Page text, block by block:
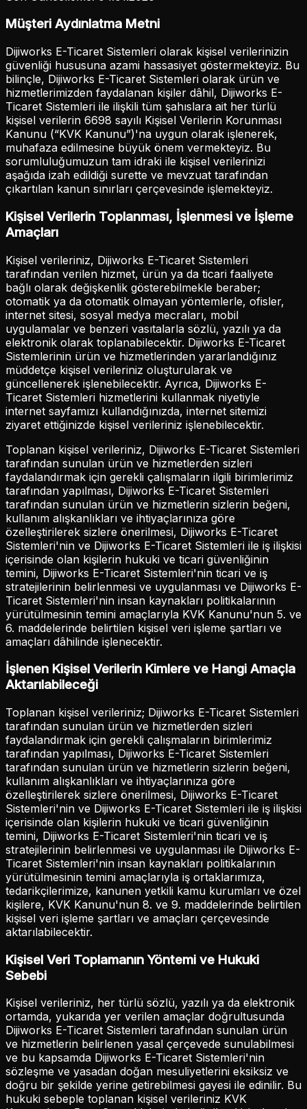
Müşteri Aydınlatma Metni
Dijiworks E-Ticaret Sistemleri olarak kişisel verilerinizin
güvenliği hususuna azami hassasiyet göstermekteyiz. Bu
bilinçle, Dijiworks E-Ticaret Sistemleri olarak ürün ve
hizmetlerimizden faydalanan kişiler dâhil, Dijiworks E-
Ticaret Sistemleri ile ilişkili tüm şahıslara ait her türlü
kişisel verilerin 6698 sayılı Kişisel Verilerin Korunması
Kanunu (“KVK Kanunu”)'na uygun olarak işlenerek,
muhafaza edilmesine büyük önem vermekteyiz. Bu
sorumluluğumuzun tam idraki ile kişisel verilerinizi
aşağıda izah edildiği surette ve mevzuat tarafından
çıkartılan kanun sınırları çerçevesinde işlemekteyiz.
Kişisel Verilerin Toplanması, İşlenmesi ve İşleme
Amaçları
Kişisel verileriniz, Dijiworks E-Ticaret Sistemleri
tarafından verilen hizmet, ürün ya da ticari faaliyete
bağlı olarak değişkenlik gösterebilmekle beraber;
otomatik ya da otomatik olmayan yöntemlerle, ofisler,
internet sitesi, sosyal medya mecraları, mobil
uygulamalar ve benzeri vasıtalarla sözlü, yazılı ya da
elektronik olarak toplanabilecektir. Dijiworks E-Ticaret
Sistemlerinin ürün ve hizmetlerinden yararlandığınız
müddetçe kişisel verileriniz oluşturularak ve
güncellenerek işlenebilecektir. Ayrıca, Dijiworks E-
Ticaret Sistemleri hizmetlerini kullanmak niyetiyle
internet sayfamızı kullandığınızda, internet sitemizi
ziyaret ettiğinizde kişisel verileriniz işlenebilecektir.
Toplanan kişisel verileriniz, Dijiworks E-Ticaret Sistemleri
tarafından sunulan ürün ve hizmetlerden sizleri
faydalandırmak için gerekli çalışmaların ilgili birimlerimiz
tarafından yapılması, Dijiworks E-Ticaret Sistemleri
tarafından sunulan ürün ve hizmetlerin sizlerin beğeni,
kullanım alışkanlıkları ve ihtiyaçlarınıza göre
özelleştirilerek sizlere önerilmesi, Dijiworks E-Ticaret
Sistemleri'nin ve Dijiworks E-Ticaret Sistemleri ile iş ilişkisi
içerisinde olan kişilerin hukuki ve ticari güvenliğinin
temini, Dijiworks E-Ticaret Sistemleri'nin ticari ve iş
stratejilerinin belirlenmesi ve uygulanması ve Dijiworks E-
Ticaret Sistemleri'nin insan kaynakları politikalarının
yürütülmesinin temini amaçlarıyla KVK Kanunu'nun 5. ve
6. maddelerinde belirtilen kişisel veri işleme şartları ve
amaçları dâhilinde işlenecektir.
İşlenen Kişisel Verilerin Kimlere ve Hangi Amaçla
Aktarılabileceği
Toplanan kişisel verileriniz; Dijiworks E-Ticaret Sistemleri
tarafından sunulan ürün ve hizmetlerden sizleri
faydalandırmak için gerekli çalışmaların birimlerimiz
tarafından yapılması, Dijiworks E-Ticaret Sistemleri
tarafından sunulan ürün ve hizmetlerin sizlerin beğeni,
kullanım alışkanlıkları ve ihtiyaçlarınıza göre
özelleştirilerek sizlere önerilmesi, Dijiworks E-Ticaret
Sistemleri'nin ve Dijiworks E-Ticaret Sistemleri ile iş ilişkisi
içerisinde olan kişilerin hukuki ve ticari güvenliğinin
temini, Dijiworks E-Ticaret Sistemleri'nin ticari ve iş
stratejilerinin belirlenmesi ve uygulanması ile Dijiworks E-
Ticaret Sistemleri'nin insan kaynakları politikalarının
yürütülmesinin temini amaçlarıyla iş ortaklarımıza,
tedarikçilerimize, kanunen yetkili kamu kurumları ve özel
kişilere, KVK Kanunu'nun 8. ve 9. maddelerinde belirtilen
kişisel veri işleme şartları ve amaçları çerçevesinde
aktarılabilecektir.
Kişisel Veri Toplamanın Yöntemi ve Hukuki
Sebebi
Kişisel verileriniz, her türlü sözlü, yazılı ya da elektronik
ortamda, yukarıda yer verilen amaçlar doğrultusunda
Dijiworks E-Ticaret Sistemleri tarafından sunulan ürün
ve hizmetlerin belirlenen yasal çerçevede sunulabilmesi
ve bu kapsamda Dijiworks E-Ticaret Sistemleri'nin
sözleşme ve yasadan doğan mesuliyetlerini eksiksiz ve
doğru bir şekilde yerine getirebilmesi gayesi ile edinilir. Bu
hukuki sebeple toplanan kişisel verileriniz KVK